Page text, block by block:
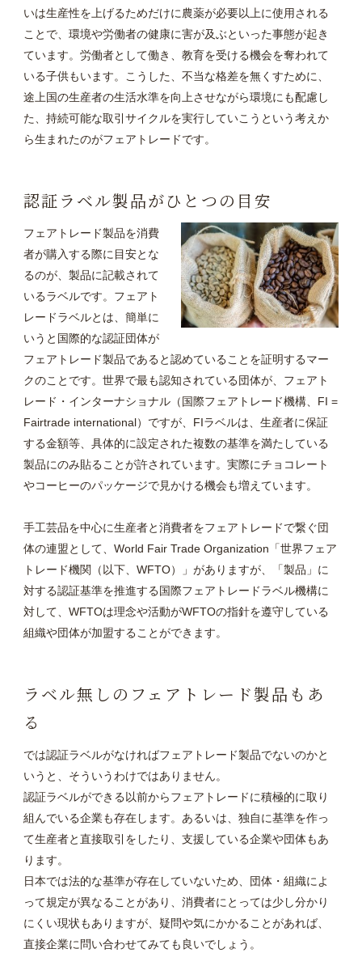
いは生産性を上げるためだけに農薬が必要以上に使用される
ことで、環境や労働者の健康に害が及ぶといった事態が起き
ています。労働者として働き、教育を受ける機会を奪われて
いる子供もいます。こうした、不当な格差を無くすために、
途上国の生産者の生活水準を向上させながら環境にも配慮し
た、持続可能な取引サイクルを実行していこうという考えか
ら生まれたのがフェアトレードです。
認証ラベル製品がひとつの目安
フェアトレード製品を消費
者が購入する際に目安とな
るのが、製品に記載されて
いるラベルです。フェアト
レードラベルとは、簡単に
いうと国際的な認証団体が
フェアトレード製品であると認めていることを証明するマー
クのことです。世界で最も認知されている団体が、フェアト
レード・インターナショナル（国際フェアトレード機構、FI =
Fairtrade international）ですが、FIラベルは、生産者に保証
する金額等、具体的に設定された複数の基準を満たしている
製品にのみ貼ることが許されています。実際にチョコレート
やコーヒーのパッケージで見かける機会も増えています。
手工芸品を中心に生産者と消費者をフェアトレードで繋ぐ団
体の連盟として、World Fair Trade Organization「世界フェア
トレード機関（以下、WFTO）」がありますが、「製品」に
対する認証基準を推進する国際フェアトレードラベル機構に
対して、WFTOは理念や活動がWFTOの指針を遵守している
組織や団体が加盟することができます。
ラベル無しのフェアトレード製品もあ
る
では認証ラベルがなければフェアトレード製品でないのかと
いうと、そういうわけではありません。
認証ラベルができる以前からフェアトレードに積極的に取り
組んでいる企業も存在します。あるいは、独自に基準を作っ
て生産者と直接取引をしたり、支援している企業や団体もあ
ります。
日本では法的な基準が存在していないため、団体・組織によ
って規定が異なることがあり、消費者にとっては少し分かり
にくい現状もありますが、疑問や気にかかることがあれば、
直接企業に問い合わせてみても良いでしょう。